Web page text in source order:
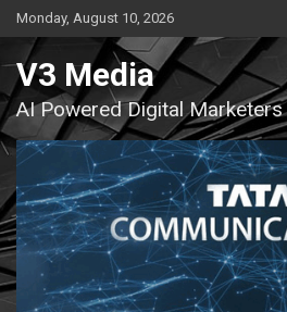
Skip
to
content
Monday, August 10, 2026
V3 Media
AI Powered Digital Marketers